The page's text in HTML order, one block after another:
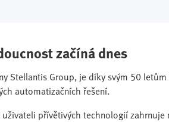
začíná dnes
Stellantis Group, je díky svým 50
automatizačních řešení.
přívětivých technologií